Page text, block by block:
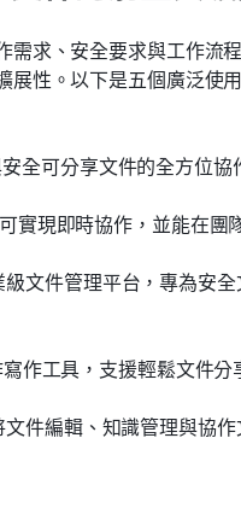
需求、安全要求與工作流
性。以下是五個廣泛使
全可分享文件的全方位協
實現即時協作，並能在團
級文件管理平台，專為安
作工具，支援輕鬆文件
件編輯、知識管理與協